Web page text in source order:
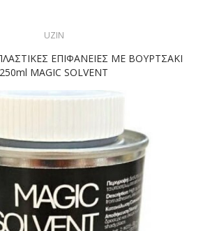
UZIN
ΕΠΙΦΑΝΕΙΕΣ ΜΕ ΒΟΥΡΤΣΑΚΙ
250ml MAGIC SOLVENT